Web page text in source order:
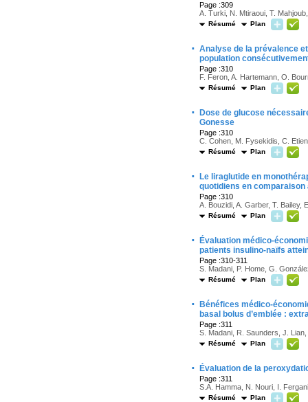
Page :309
A. Turki, N. Mtiraoui, T.
Résumé Plan
· Analyse de la prévalence
population
Page :310
F. Feron, A. Hartemann, O.
Résumé Plan
·
Dose de glucose
Gonesse
Page :310
C. Cohen, M. Fysekidis, C.
Résumé Plan
·
Le liraglutide en
quotidiens en
Page :310
A. Bouzidi, A. Garber, T. Bailey,
Résumé Plan
·
Évaluation médico-
patients insulino-naïfs
Page :310-311
S. Madani, P. Home, G.
Résumé Plan
·
Bénéfices médico-
basal bolus d’emblée :
Page :311
S. Madani, R. Saunders, J.
Résumé Plan
· Évaluation de la
Page :311
S.A. Hamma, N. Nouri, I.
Résumé Plan